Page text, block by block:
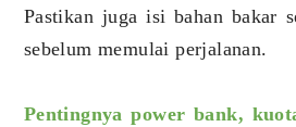
Pastikan juga isi bahan bakar
sebelum memulai perjalanan.
Pentingnya power bank,